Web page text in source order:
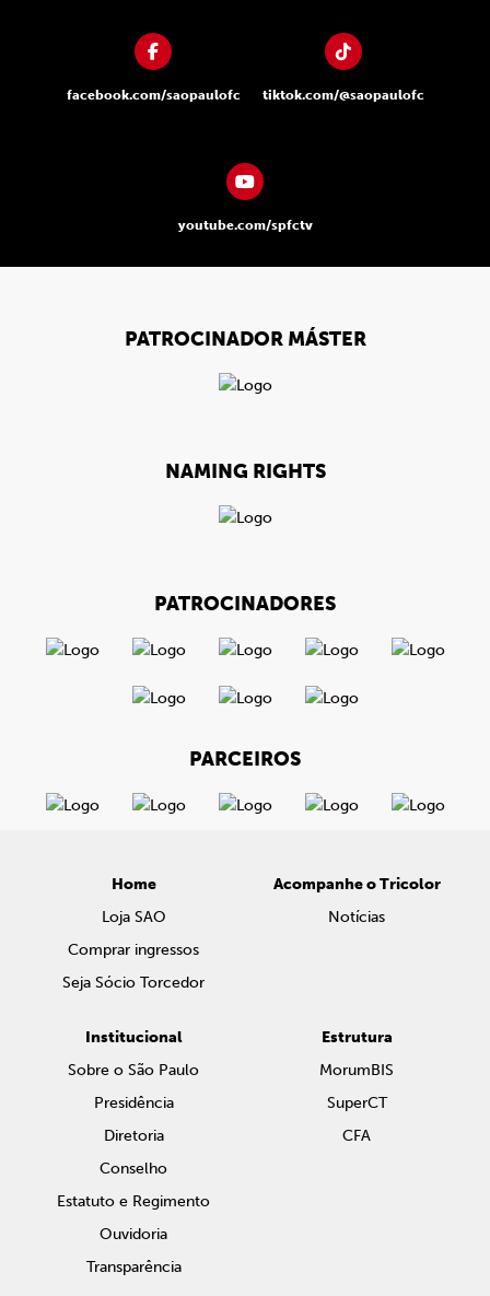
facebook.com/saopaulofc tiktok.com/@saopaulofc
youtube.com/spfctv
PATROCINADOR MÁSTER
NAMING RIGHTS
PATROCINADORES
PARCEIROS
Home
Loja SAO
Comprar ingressos
Seja Sócio Torcedor
Acompanhe o Tricolor
Notícias
Institucional
Sobre o São Paulo
Presidência
Diretoria
Conselho
Estatuto e Regimento
Ouvidoria
Transparência
Estrutura
MorumBIS
SuperCT
CFA